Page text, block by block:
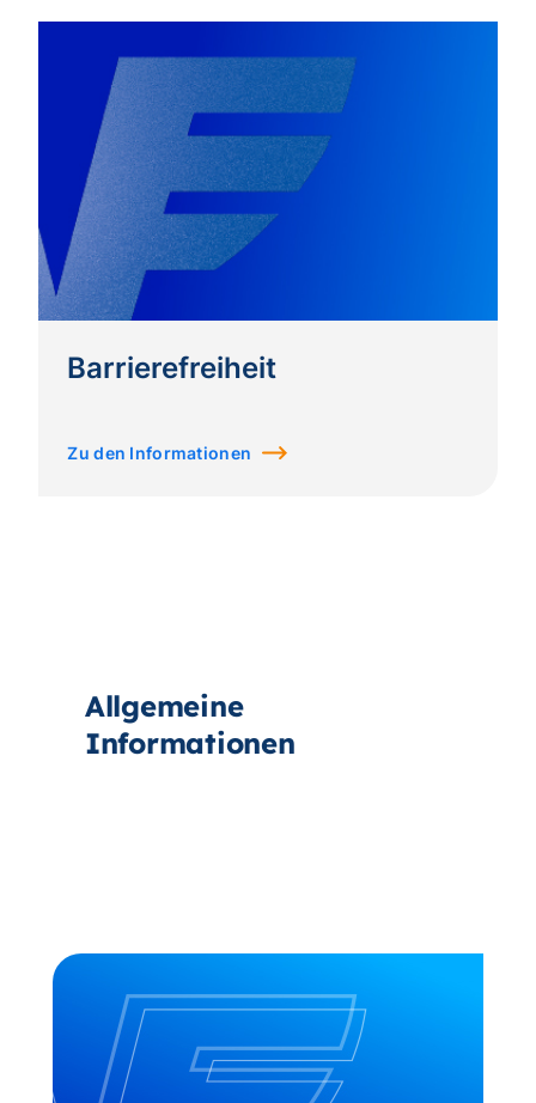
Barrierefreiheit
Zu den Informationen
Allgemeine
Informationen